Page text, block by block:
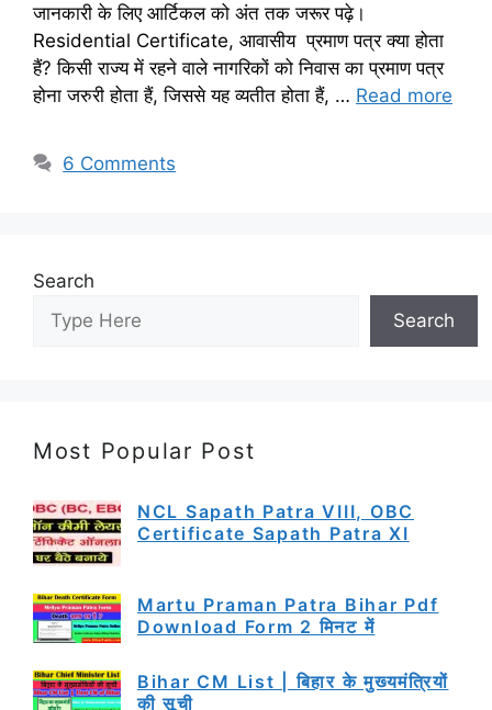
जानकारी के लिए आर्टिकल को अंत तक जरूर पढ़े।
Residential Certificate, आवासीय प्रमाण पत्र क्या होता
हैं? किसी राज्य में रहने वाले नागरिकों को निवास का प्रमाण पत्र
होना जरुरी होता हैं, जिससे यह व्यतीत होता हैं, … Read more
6 Comments
Search
Search
Most Popular Post
NCL Sapath Patra VIII, OBC
Certificate Sapath Patra XI
Martu Praman Patra Bihar Pdf
Download Form 2 मिनट में
Bihar CM List | बिहार के मुख्यमंत्रियों
की सूची